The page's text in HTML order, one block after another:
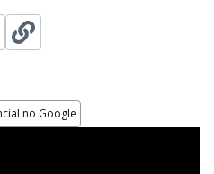
no Google